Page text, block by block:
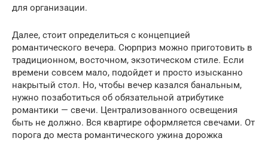
для организации.
Далее, стоит определиться с концепцией
романтического вечера. Сюрприз можно приготовить в
традиционном, восточном, экзотическом стиле. Если
времени совсем мало, подойдет и просто изысканно
накрытый стол. Но, чтобы вечер казался банальным,
нужно позаботиться об обязательной атрибутике
романтики — свечи. Централизованного освещения
быть не должно. Вся квартире оформляется свечами. От
порога до места романтического ужина дорожка